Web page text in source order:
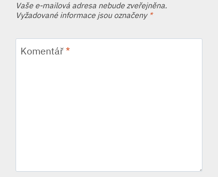
Vaše e-mailová adresa nebude zveřejněna.
Vyžadované informace jsou označeny *
Komentář*